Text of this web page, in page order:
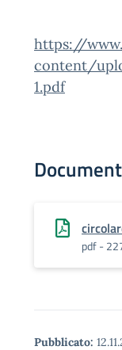
https://
content/
1.pdf
pdf -
Pubblicato: